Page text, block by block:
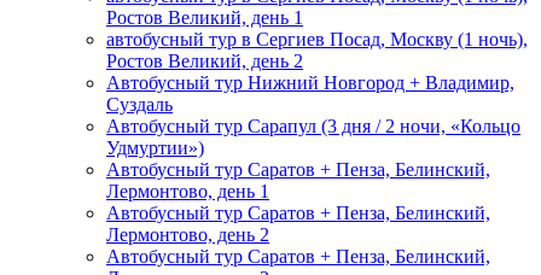
Ростов Великий, день 1
автобусный тур в Сергиев Посад, Москву (1 ночь),
Ростов Великий, день 2
Автобусный тур Нижний Новгород + Владимир,
Суздаль
Автобусный тур Сарапул (3 дня / 2 ночи, «Кольцо
Удмуртии»)
Автобусный тур Саратов + Пенза, Белинский,
Лермонтово, день 1
Автобусный тур Саратов + Пенза, Белинский,
Лермонтово, день 2
Автобусный тур Саратов + Пенза, Белинский,